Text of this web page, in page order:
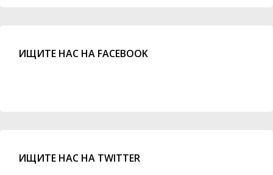
ИЩИТЕ НАС НА FACEBOOK
ИЩИТЕ НАС НА TWITTER